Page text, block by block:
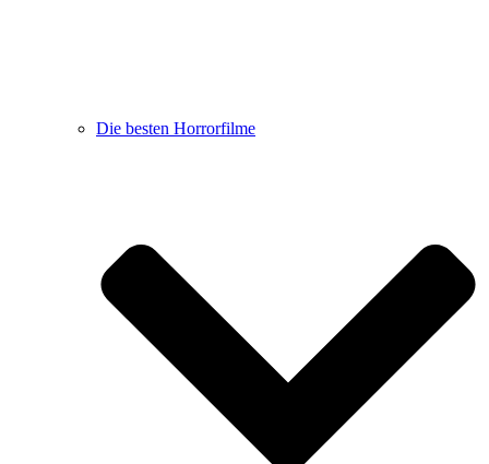
Die besten Horrorfilme